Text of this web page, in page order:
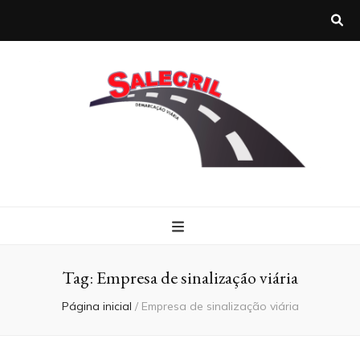
Tag:Empresa de sinalização viária
Página inicial / Empresa de sinalização viária